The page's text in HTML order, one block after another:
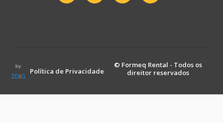
by
ZDiG
Política de Privacidade
© Formeq Rental - Todos os
direitor reservados